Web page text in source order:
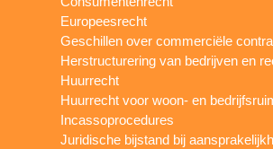
Europeesrecht
Geschillen over commerciële
Herstructurering van bedrijven en
Huurrecht
Huurrecht voor woon- en
Incassoprocedures
Juridische bijstand bij